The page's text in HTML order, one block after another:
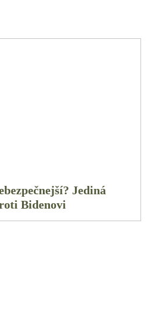
Jediná
Bidenovi